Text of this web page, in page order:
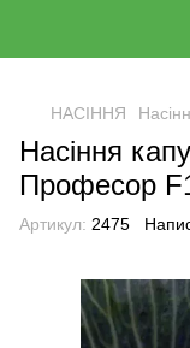
НАСІННЯ
Насіння
Професор
Артикул: 2475